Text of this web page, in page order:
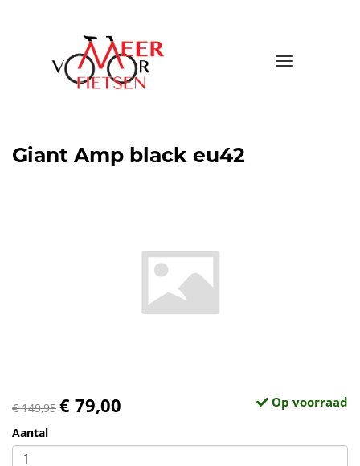
Toggle
Giant Amp black eu42
€ 149,95 € 79,00 Op voorraad
Aantal